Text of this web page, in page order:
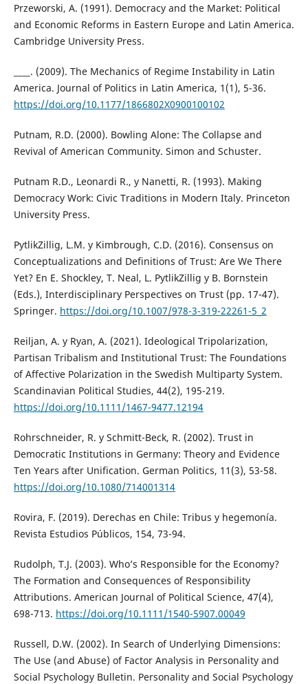
Przeworski, A. (1991). Democracy and the Market: Political
and Economic Reforms in Eastern Europe and Latin America.
Cambridge University Press.
____. (2009). The Mechanics of Regime Instability in Latin
America. Journal of Politics in Latin America, 1(1), 5-36.
https://doi.org/10.1177/1866802X0900100102
Putnam, R.D. (2000). Bowling Alone: The Collapse and
Revival of American Community. Simon and Schuster.
Putnam R.D., Leonardi R., y Nanetti, R. (1993). Making
Democracy Work: Civic Traditions in Modern Italy. Princeton
University Press.
PytlikZillig, L.M. y Kimbrough, C.D. (2016). Consensus on
Conceptualizations and Definitions of Trust: Are We There
Yet? En E. Shockley, T. Neal, L. PytlikZillig y B. Bornstein
(Eds.), Interdisciplinary Perspectives on Trust (pp. 17-47).
Springer. https://doi.org/10.1007/978-3-319-22261-5_2
Reiljan, A. y Ryan, A. (2021). Ideological Tripolarization,
Partisan Tribalism and Institutional Trust: The Foundations
of Affective Polarization in the Swedish Multiparty System.
Scandinavian Political Studies, 44(2), 195-219.
https://doi.org/10.1111/1467-9477.12194
Rohrschneider, R. y Schmitt-Beck, R. (2002). Trust in
Democratic Institutions in Germany: Theory and Evidence
Ten Years after Unification. German Politics, 11(3), 53-58.
https://doi.org/10.1080/714001314
Rovira, F. (2019). Derechas en Chile: Tribus y hegemonía.
Revista Estudios Públicos, 154, 73-94.
Rudolph, T.J. (2003). Who’s Responsible for the Economy?
The Formation and Consequences of Responsibility
Attributions. American Journal of Political Science, 47(4),
698-713. https://doi.org/10.1111/1540-5907.00049
Russell, D.W. (2002). In Search of Underlying Dimensions:
The Use (and Abuse) of Factor Analysis in Personality and
Social Psychology Bulletin. Personality and Social Psychology